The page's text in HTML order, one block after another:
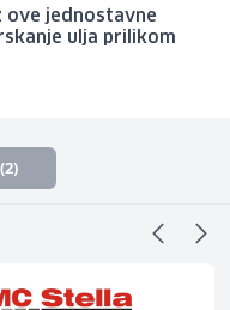
ove jednostavne
ulja prilikom